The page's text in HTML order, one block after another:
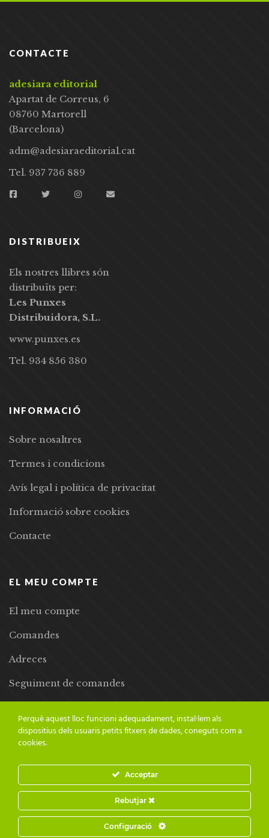
CONTACTE
adesiara editorial
Apartat de Correus, 6
08760 Martorell
(Barcelona)
adm@adesiaraeditorial.cat
Tel. 937 736 889
DISTRIBUEIX
Els nostres llibres són
distribuïts per:
Les Punxes
Distribuidora, S.L.
www.punxes.es
Tel. 934 856 380
INFORMACIÓ
Sobre nosaltres
Termes i condicions
Avís legal i política de privacitat
Informació sobre cookies
Contacte
EL MEU COMPTE
El meu compte
Comandes
Adreces
Seguiment de comandes
© 2024 Adesiara Editorial | Tots els drets reservats | Preus amb
IVA inclòs |Grademorphic
Perquè aquest lloc funcioni adequadament, instal·lem als
dispositius dels usuaris petits fitxers de dades, coneguts com a
cookies.
Acceptar
Rebutjar
Configuració